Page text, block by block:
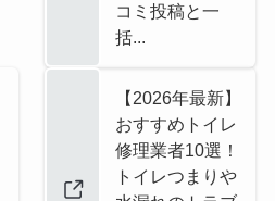
コミ投稿と一
括...
【2026年最新】
おすすめトイレ
修理業者10選！
トイレつまりや